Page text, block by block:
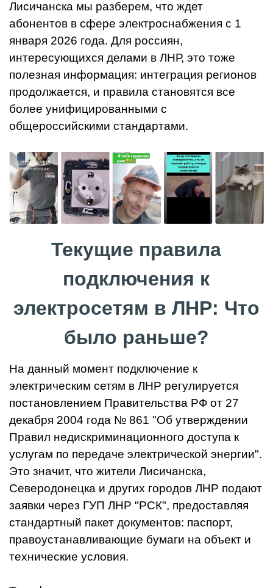
Лисичанска мы разберем, что ждет
абонентов в сфере электроснабжения с 1
января 2026 года. Для россиян,
интересующихся делами в ЛНР, это тоже
полезная информация: интеграция регионов
продолжается, и правила становятся все
более унифицированными с
общероссийскими стандартами.
Текущие правила
подключения к
электросетям в ЛНР: Что
было раньше?
На данный момент подключение к
электрическим сетям в ЛНР регулируется
постановлением Правительства РФ от 27
декабря 2004 года № 861 "Об утверждении
Правил недискриминационного доступа к
услугам по передаче электрической энергии".
Это значит, что жители Лисичанска,
Северодонецка и других городов ЛНР подают
заявки через ГУП ЛНР "РСК", предоставляя
стандартный пакет документов: паспорт,
правоустанавливающие бумаги на объект и
технические условия.